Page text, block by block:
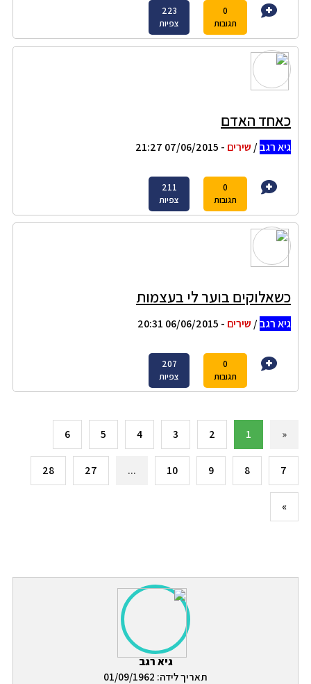
גיא רגב
תאריך לידה: 01/09/1962
0
תגובות
223
צפיות
כאחד האדם
גיא רגב/ שירים - 07/06/2015 21:27
0
תגובות
211
צפיות
כשאלוקים בוער לי בעצמות
גיא רגב/ שירים - 06/06/2015 20:31
0
תגובות
207
צפיות
«
1
2
3
4
5
6
7
8
9
10
...
27
28
»